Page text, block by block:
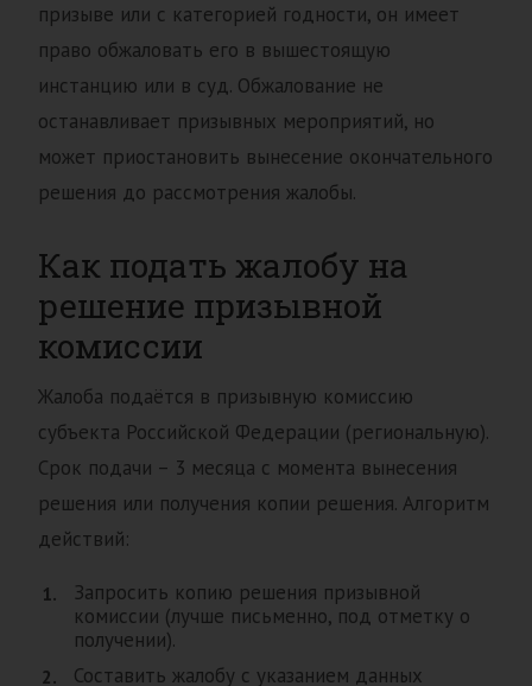
призыве или с категорией годности, он имеет
право обжаловать его в вышестоящую
инстанцию или в суд. Обжалование не
останавливает призывных мероприятий, но
может приостановить вынесение окончательного
решения до рассмотрения жалобы.
Как подать жалобу на
решение призывной
комиссии
Жалоба подаётся в призывную комиссию
субъекта Российской Федерации (региональную).
Срок подачи – 3 месяца с момента вынесения
решения или получения копии решения. Алгоритм
действий:
Запросить копию решения призывной
комиссии (лучше письменно, под отметку о
получении).
Составить жалобу с указанием данных